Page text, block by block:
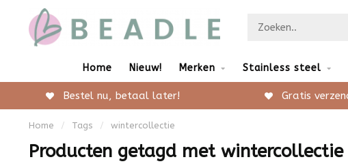
Home Nieuw! Merken Stainless steel
Bestel nu, betaal later! Gratis
Home / Tags / wintercollectie
Producten getagd met wintercollectie